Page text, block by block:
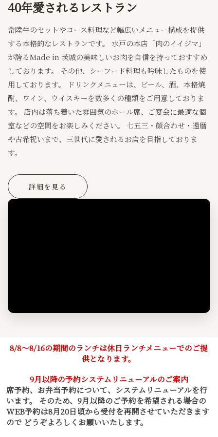
40年愛されるレストラン
常陸牛のセットやコース料理など幅広いメニュー構成を提供
する本格的なレストランです。 水戸の本店「肉のイイジマ」
が誇るMade in 茨城の美味しいお肉を自信を持っておすすめ
しております。 その他、シーフード料理も吟味したものを使
用しております。 ドリンクメニューは、ビール、酒、本格焼
酎、ワイン、ウイスキーを数多くの種類をご用意しておりま
す。 店内は落ち着いた雰囲気のホール席、ご宴会に最適な個
室などの空間をお楽しみください。 七五三・顔合わせ・還暦
や古希祝いまで、三世代に愛されるお店を目指しておりま
す。
詳細を見る
8/8〜8/16の期間のランチは休日ランチメニューでのご提
供となります。
9月以降の予約システムリニューアルのご案内
席予約、お弁当予約について、システムリニューアルを行
います。 そのため、9月以降のご予約を希望される場合の
WEB予約は8月20日頃から受付を再開させていただきます
ので どうぞよろしくお願いいたします。